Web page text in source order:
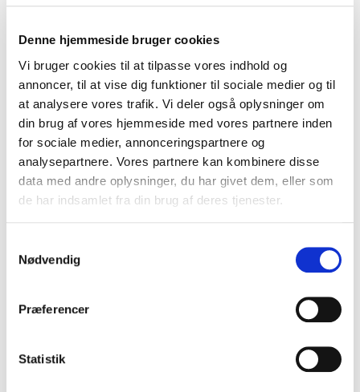
Denne hjemmeside bruger cookies
Vi bruger cookies til at tilpasse vores indhold og
annoncer, til at vise dig funktioner til sociale medier og til
at analysere vores trafik. Vi deler også oplysninger om
din brug af vores hjemmeside med vores partnere inden
for sociale medier, annonceringspartnere og
analysepartnere. Vores partnere kan kombinere disse
data med andre oplysninger, du har givet dem, eller som
de har indsamlet fra din brug af deres tjenester.
Nødvendig
Præferencer
Statistik
forskning, faglig ekspertise og personlige fortællinger.
eller et specialiseret foredrag, kan vi hjælpe jer med
at finde den rette foredragsholder. Nogle af de
centrale temaer inkluder blandt andet:
ADHD i hverdagen – forståelse,
accept og nye perspektiver
Et grundlæggende kendskab til ADHD skaber bedre
hvordan ADHD opleves i hverdagen, og hvordan man
sætter blandt andet
fokus på neurodiversitet, normalitetsbegrebet og
være menneske på.